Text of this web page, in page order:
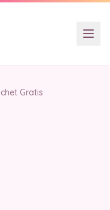
Gratis